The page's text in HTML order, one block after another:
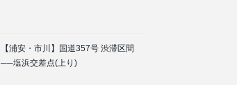
【浦安・市川】国道357号 渋滞区間
──塩浜交差点(上り)